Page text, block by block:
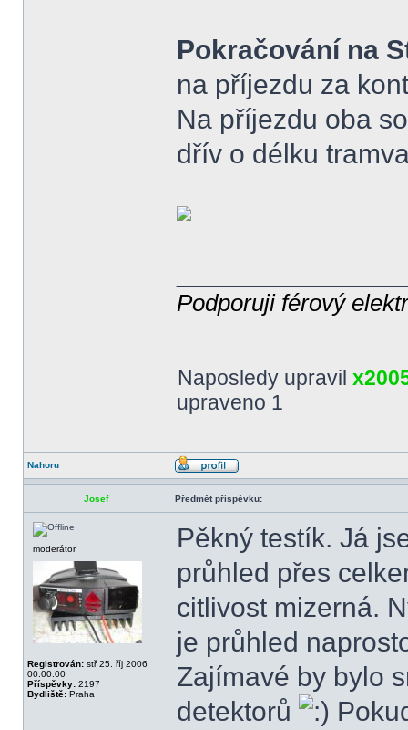
Pokračování na
na příjezdu za
Na příjezdu oba
dřív o délku
Podporuji férový
Naposledy upravil
upraveno 1
Nahoru
Josef Předmět příspěvku:
moderátor
Registrován: stř 25. říj 2006
00:00:00
Příspěvky: 2197
Bydliště: Praha
Pěkný testík. Já
průhled přes
citlivost mizerná.
je průhled
Zajímavé by bylo
detektorů